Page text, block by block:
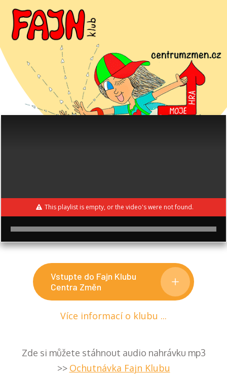
This playlist is empty, or the video's were not found.
Vstupte do Fajn Klubu
Centra Změn
Více informací o klubu ...
Zde si můžete stáhnout audio nahrávku mp3
>> Ochutnávka Fajn Klubu